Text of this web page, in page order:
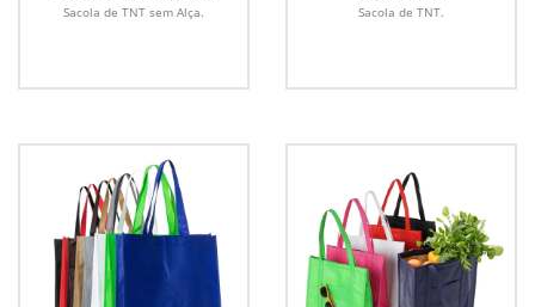
Sacola de TNT sem Alça. Sacola de TNT.